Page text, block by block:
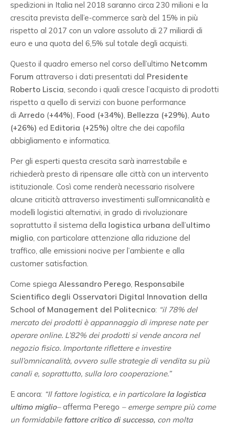
spedizioni in Italia nel 2018 saranno circa 230 milioni e la
crescita prevista dell’e-commerce sarà del 15% in più
rispetto al 2017 con un valore assoluto di 27 miliardi di
euro e una quota del 6,5% sul totale degli acquisti.
Questo il quadro emerso nel corso dell’ultimo Netcomm
Forum attraverso i dati presentati dal Presidente
Roberto Liscia, secondo i quali cresce l’acquisto di prodotti
rispetto a quello di servizi con buone performance
di Arredo (+44%), Food (+34%), Bellezza (+29%), Auto
(+26%) ed Editoria (+25%) oltre che dei capofila
abbigliamento e informatica.
Per gli esperti questa crescita sarà inarrestabile e
richiederà presto di ripensare alle città con un intervento
istituzionale. Così come renderà necessario risolvere
alcune criticità attraverso investimenti sull’omnicanalità e
modelli logistici alternativi, in grado di rivoluzionare
soprattutto il sistema della logistica urbana dell’ultimo
miglio, con particolare attenzione alla riduzione del
traffico, alle emissioni nocive per l’ambiente e alla
customer satisfaction.
Come spiega Alessandro Perego, Responsabile
Scientifico degli Osservatori Digital Innovation della
School of Management del Politecnico: “il 78% del
mercato dei prodotti è appannaggio di imprese nate per
operare online. L’82% dei prodotti si vende ancora nel
negozio fisico. Importante riflettere e investire
sull’omnicanalità, ovvero sulle strategie di vendita su più
canali e, soprattutto, sulla loro cooperazione.”
E ancora: “Il fattore logistica, e in particolare la logistica
ultimo miglio–afferma Perego – emerge sempre più come
un formidabile fattore critico di successo, con molta